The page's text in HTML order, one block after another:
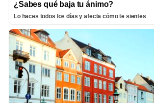
¿Sabes qué baja tu ánimo?
Lo haces todos los días y afecta cómo te sientes